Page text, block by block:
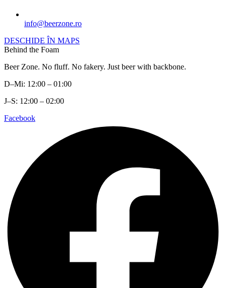
info@beerzone.ro
DESCHIDE ÎN MAPS
Behind the Foam
Beer Zone. No fluff. No fakery. Just beer with backbone.
D–Mi: 12:00 – 01:00
J–S: 12:00 – 02:00
Facebook